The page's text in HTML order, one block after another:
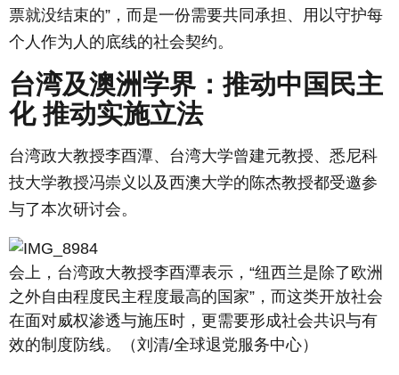
票就没结束的”，而是一份需要共同承担、用以守护每
个人作为人的底线的社会契约。
台湾及澳洲学界：推动中国民主
化 推动实施立法
台湾政大教授李酉潭、台湾大学曾建元教授、悉尼科
技大学教授冯崇义以及西澳大学的陈杰教授都受邀参
与了本次研讨会。
会上，台湾政大教授李酉潭表示，“纽西兰是除了欧洲
之外自由程度民主程度最高的国家”，而这类开放社会
在面对威权渗透与施压时，更需要形成社会共识与有
效的制度防线。（刘清/全球退党服务中心）